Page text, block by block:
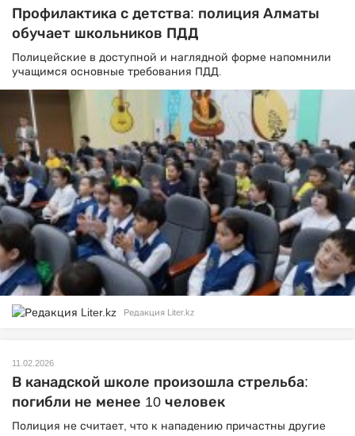
Профилактика с детства: полиция Алматы
обучает школьников ПДД
Полицейские в доступной и наглядной форме напомнили
учащимся основные требования ПДД.
Редакция Liter.kz
11.02.2026
В канадской школе произошла стрельба:
погибли не менее 10 человек
Полиция не считает, что к нападению причастны другие